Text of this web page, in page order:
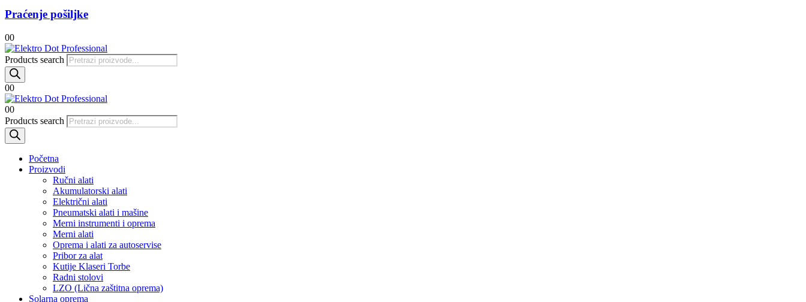
Praćenje pošiljke
00
Products search
00
00
Products search
Početna
Proizvodi
Ručni alati
Akumulatorski alati
Električni alati
Pneumatski alati i mašine
Merni instrumenti i oprema
Merni alati
Oprema i alati za autoservise
Pribor za alat
Kutije Klaseri Torbe
Radni stolovi
LZO (Lična zaštitna oprema)
Solarna oprema